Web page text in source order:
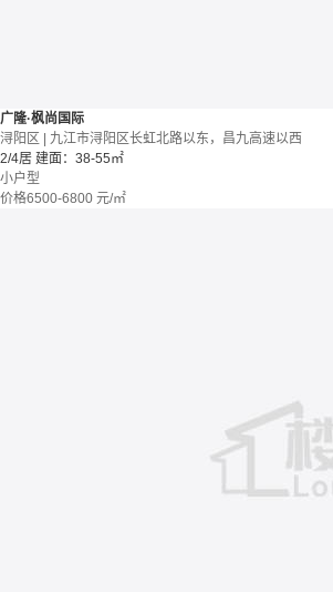
广隆·枫尚国际
浔阳区 | 九江市浔阳区长虹北路以东，昌九高速以西
2/4居 建面：38-55㎡
小户型
价格6500-6800 元/㎡